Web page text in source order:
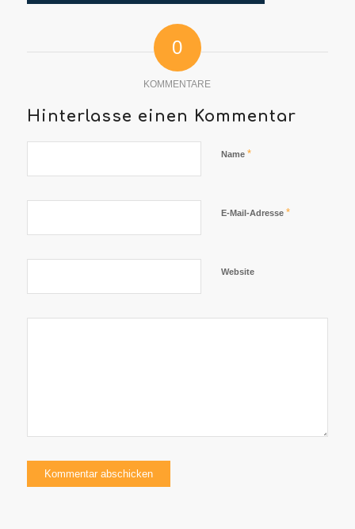
0
KOMMENTARE
Hinterlasse einen Kommentar
Name *
E-Mail-Adresse *
Website